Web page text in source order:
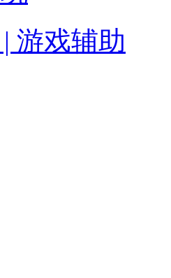
| 游戏辅助